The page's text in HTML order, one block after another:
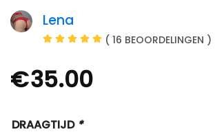
Lena
( 16 BEOORDELINGEN )
€35.00
DRAAGTIJD *